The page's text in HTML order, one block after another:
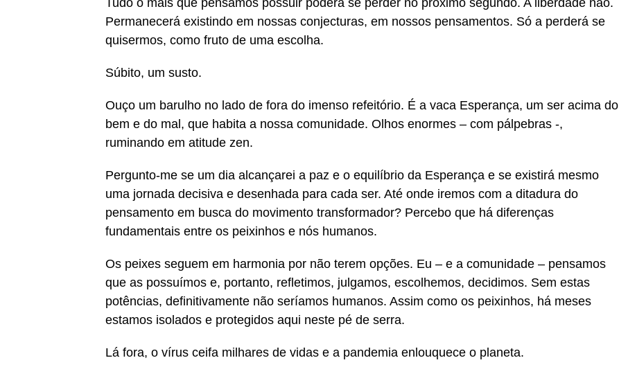
Tudo o mais que pensamos possuir poderá se perder no próximo segundo. A liberdade não.
Permanecerá existindo em nossas conjecturas, em nossos pensamentos. Só a perderá se
quisermos, como fruto de uma escolha.
Súbito, um susto.
Ouço um barulho no lado de fora do imenso refeitório. É a vaca Esperança, um ser acima do
bem e do mal, que habita a nossa comunidade. Olhos enormes – com pálpebras -,
ruminando em atitude zen.
Pergunto-me se um dia alcançarei a paz e o equilíbrio da Esperança e se existirá mesmo
uma jornada decisiva e desenhada para cada ser. Até onde iremos com a ditadura do
pensamento em busca do movimento transformador? Percebo que há diferenças
fundamentais entre os peixinhos e nós humanos.
Os peixes seguem em harmonia por não terem opções. Eu – e a comunidade – pensamos
que as possuímos e, portanto, refletimos, julgamos, escolhemos, decidimos. Sem estas
potências, definitivamente não seríamos humanos. Assim como os peixinhos, há meses
estamos isolados e protegidos aqui neste pé de serra.
Lá fora, o vírus ceifa milhares de vidas e a pandemia enlouquece o planeta.